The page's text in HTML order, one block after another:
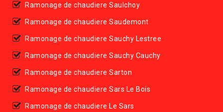
Ramonage de chaudiere Saulchoy
Ramonage de chaudiere Saudemont
Ramonage de chaudiere Sauchy Lestree
Ramonage de chaudiere Sauchy Cauchy
Ramonage de chaudiere Sarton
Ramonage de chaudiere Sars Le Bois
Ramonage de chaudiere Le Sars